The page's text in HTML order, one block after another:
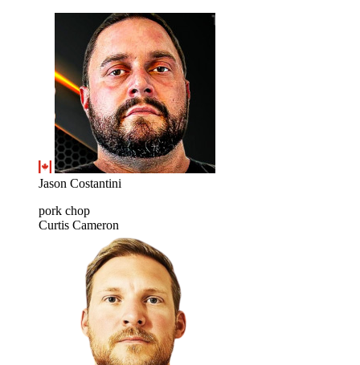
Jason Costantini
pork chop
Curtis Cameron